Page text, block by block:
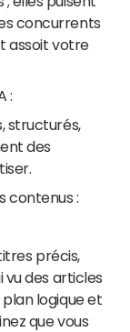
concurrents
assoit votre
:
structurés,
des
contenus :
précis,
vu des articles
logique et
que vous